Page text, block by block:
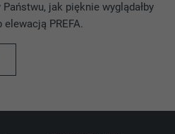
jak pięknie wyglądałby
PREFA.
ogłoszenia lub kliknięcia
ogłoszeń dostawcy oraz do
wyświetlania celowej reklamy